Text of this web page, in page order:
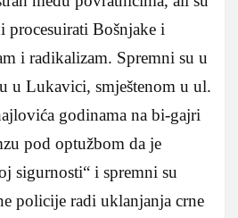
procesuirati Bošnjake i
i radikalizam. Spremni su u
u Lukavici, smještenom u ul.
godinama na bi-gajri
pod optužbom da je
sigurnosti“ i spremni su
policije radi uklanjanja crne